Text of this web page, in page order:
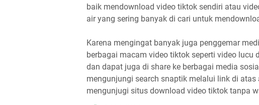
baik mendownload video tiktok sendiri atau
air yang sering banyak di cari untuk
Karena mengingat banyak juga penggemar
berbagai macam video tiktok seperti video
dan dapat juga di share ke berbagai media
mengunjungi search snaptik melalui link di
mengunjugi situs download video tiktok tanpa